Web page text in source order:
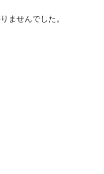
ませんでした。